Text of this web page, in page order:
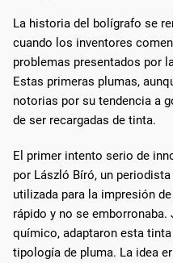
La historia del bolígrafo se
cuando los inventores
problemas presentados por
Estas primeras plumas,
notorias por su tendencia a
de ser recargadas de tinta.
El primer intento serio de
por László Bíró, un
utilizada para la impresión
rápido y no se
químico, adaptaron esta
tipología de pluma. La idea